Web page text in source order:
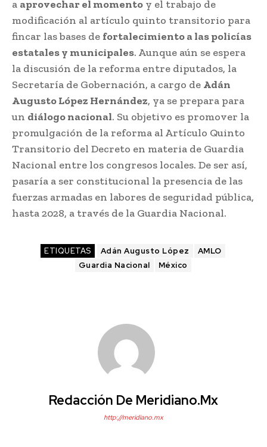
a aprovechar el momento y el trabajo de
modificación al artículo quinto transitorio para
fincar las bases de fortalecimiento a las policías
estatales y municipales. Aunque aún se espera
la discusión de la reforma entre diputados, la
Secretaría de Gobernación, a cargo de Adán
Augusto López Hernández, ya se prepara para
un diálogo nacional. Su objetivo es promover la
promulgación de la reforma al Artículo Quinto
Transitorio del Decreto en materia de Guardia
Nacional entre los congresos locales. De ser así,
pasaría a ser constitucional la presencia de las
fuerzas armadas en labores de seguridad pública,
hasta 2028, a través de la Guardia Nacional.
ETIQUETAS Adán Augusto López
AMLO
Guardia Nacional
México
Redacción De Meridiano.mx
http://meridiano.mx